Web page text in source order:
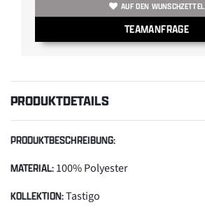
AUF DEN WUNSCHZETTEL
TEAMANFRAGE
PRODUKTDETAILS
PRODUKTBESCHREIBUNG:
MATERIAL: 100% Polyester
KOLLEKTION:Tastigo